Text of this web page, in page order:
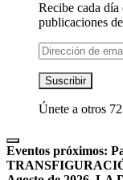
Recibe cada
publicaciones
Dirección
de
email
Suscribir
Únete a otros
Eventos próximos: